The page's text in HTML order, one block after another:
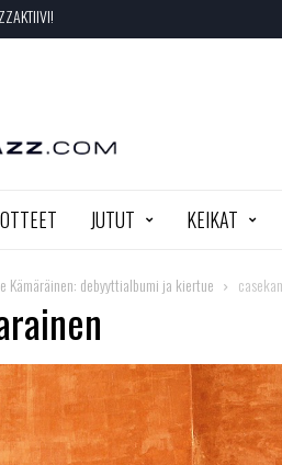
JUTUT KEIKAT
Kämäräinen: debyyttialbumi ja kiertue